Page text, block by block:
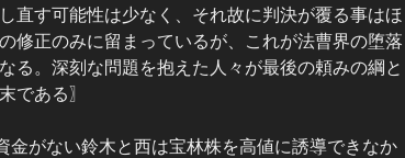
直す可能性は少なく、それ故に判決が覆る事はほ
修正のみに留まっているが、これが法曹界の堕落
る。深刻な問題を抱えた人々が最後の頼みの綱と
である〗
金がない鈴木と西は宝林株を高値に誘導できなか